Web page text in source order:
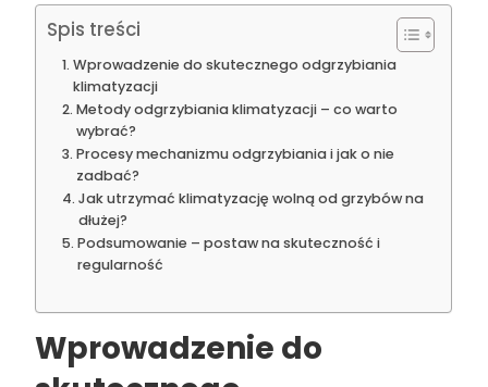
Spis treści
Wprowadzenie do skutecznego odgrzybiania
klimatyzacji
Metody odgrzybiania klimatyzacji – co warto
wybrać?
Procesy mechanizmu odgrzybiania i jak o nie
zadbać?
Jak utrzymać klimatyzację wolną od grzybów na
dłużej?
Podsumowanie – postaw na skuteczność i
regularność
Wprowadzenie do